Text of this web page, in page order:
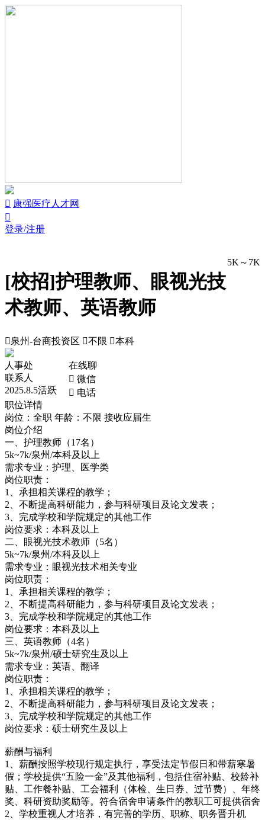
 康强医疗人才网

登录/注册
[校招]护理教师、眼视光技
术教师、英语教师
5K～7K
泉州-台商投资区 不限 本科
人事处
联系人
2025.8.5活跃
在线聊
 微信
 电话
职位详情
岗位：全职 年龄：不限 接收应届生
岗位介绍
一、护理教师（17名）
5k~7k/泉州/本科及以上
需求专业：护理、医学类
岗位职责：
1、承担相关课程的教学；
2、不断提高科研能力，参与科研项目及论文发表；
3、完成学校和学院规定的其他工作
岗位要求：本科及以上
二、眼视光技术教师（5名）
5k~7k/泉州/本科及以上
需求专业：眼视光技术相关专业
岗位职责：
1、承担相关课程的教学；
2、不断提高科研能力，参与科研项目及论文发表；
3、完成学校和学院规定的其他工作
岗位要求：本科及以上
三、英语教师（4名）
5k~7k/泉州/硕士研究生及以上
需求专业：英语、翻译
岗位职责：
1、承担相关课程的教学；
2、不断提高科研能力，参与科研项目及论文发表；
3、完成学校和学院规定的其他工作
岗位要求：硕士研究生及以上
薪酬与福利
1、薪酬按照学校现行规定执行，享受法定节假日和带薪寒暑
假；学校提供“五险一金”及其他福利，包括住宿补贴、校龄补
贴、工作餐补贴、工会福利（体检、生日券、过节费）、年终
奖、科研资助奖励等。符合宿舍申请条件的教职工可提供宿舍
2、学校重视人才培养，有完善的学历、职称、职务晋升机